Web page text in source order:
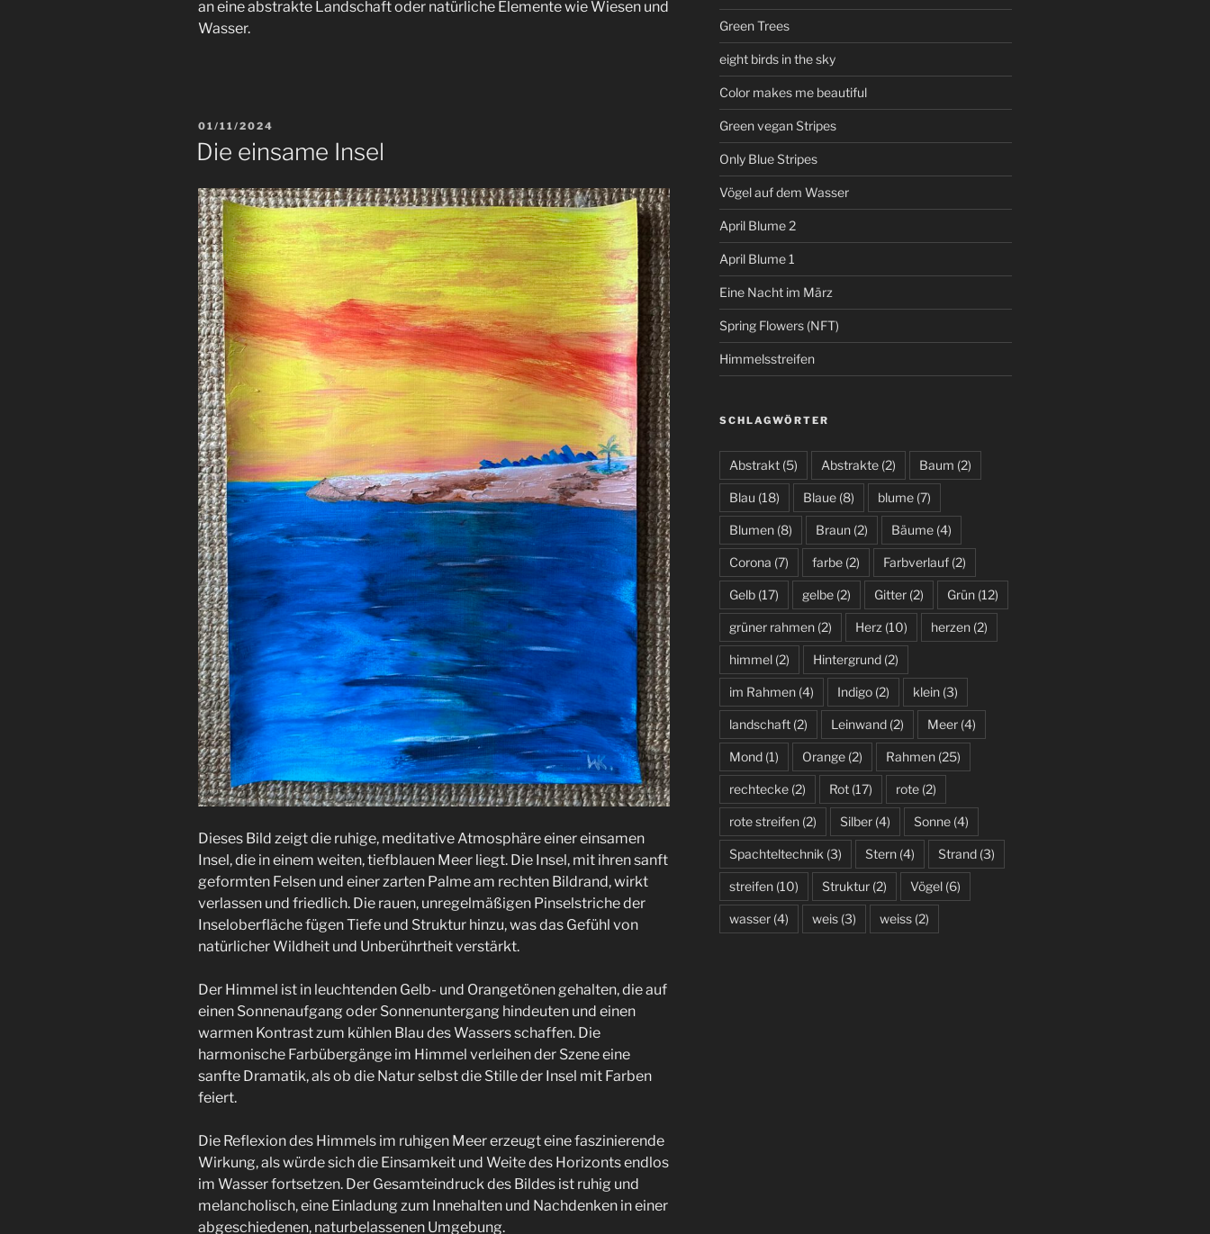
an eine abstrakte Landschaft oder natürliche Elemente wie Wiesen und
Wasser.
VERÖFFENTLICHT
AM
01/11/2024
Die einsame Insel
Dieses Bild zeigt die ruhige, meditative Atmosphäre einer einsamen
Insel, die in einem weiten, tiefblauen Meer liegt. Die Insel, mit ihren sanft
geformten Felsen und einer zarten Palme am rechten Bildrand, wirkt
verlassen und friedlich. Die rauen, unregelmäßigen Pinselstriche der
Inseloberfläche fügen Tiefe und Struktur hinzu, was das Gefühl von
natürlicher Wildheit und Unberührtheit verstärkt.
Der Himmel ist in leuchtenden Gelb- und Orangetönen gehalten, die auf
einen Sonnenaufgang oder Sonnenuntergang hindeuten und einen
warmen Kontrast zum kühlen Blau des Wassers schaffen. Die
harmonische Farbübergänge im Himmel verleihen der Szene eine
sanfte Dramatik, als ob die Natur selbst die Stille der Insel mit Farben
feiert.
Die Reflexion des Himmels im ruhigen Meer erzeugt eine faszinierende
Wirkung, als würde sich die Einsamkeit und Weite des Horizonts endlos
im Wasser fortsetzen. Der Gesamteindruck des Bildes ist ruhig und
melancholisch, eine Einladung zum Innehalten und Nachdenken in einer
abgeschiedenen, naturbelassenen Umgebung.
Green Trees
eight birds in the sky
Color makes me beautiful
Green vegan Stripes
Only Blue Stripes
Vögel auf dem Wasser
April Blume 2
April Blume 1
Eine Nacht im März
Spring Flowers (NFT)
Himmelsstreifen
SCHLAGWÖRTER
Abstrakt(5) Abstrakte(2) Baum (2)
Blau (18) Blaue(8) blume(7)
Blumen(8) Braun(2) Bäume(4)
Corona (7) farbe(2) Farbverlauf(2)
Gelb(17) gelbe(2) Gitter(2) Grün(12)
grüner rahmen(2) Herz (10) herzen(2)
himmel(2) Hintergrund(2)
im Rahmen(4) Indigo(2) klein(3)
landschaft(2) Leinwand(2) Meer(4)
Mond(1) Orange(2) Rahmen(25)
rechtecke(2) Rot(17) rote(2)
rote streifen(2) Silber(4) Sonne(4)
Spachteltechnik (3) Stern(4) Strand(3)
streifen(10) Struktur(2) Vögel(6)
wasser(4) weis(3) weiss(2)